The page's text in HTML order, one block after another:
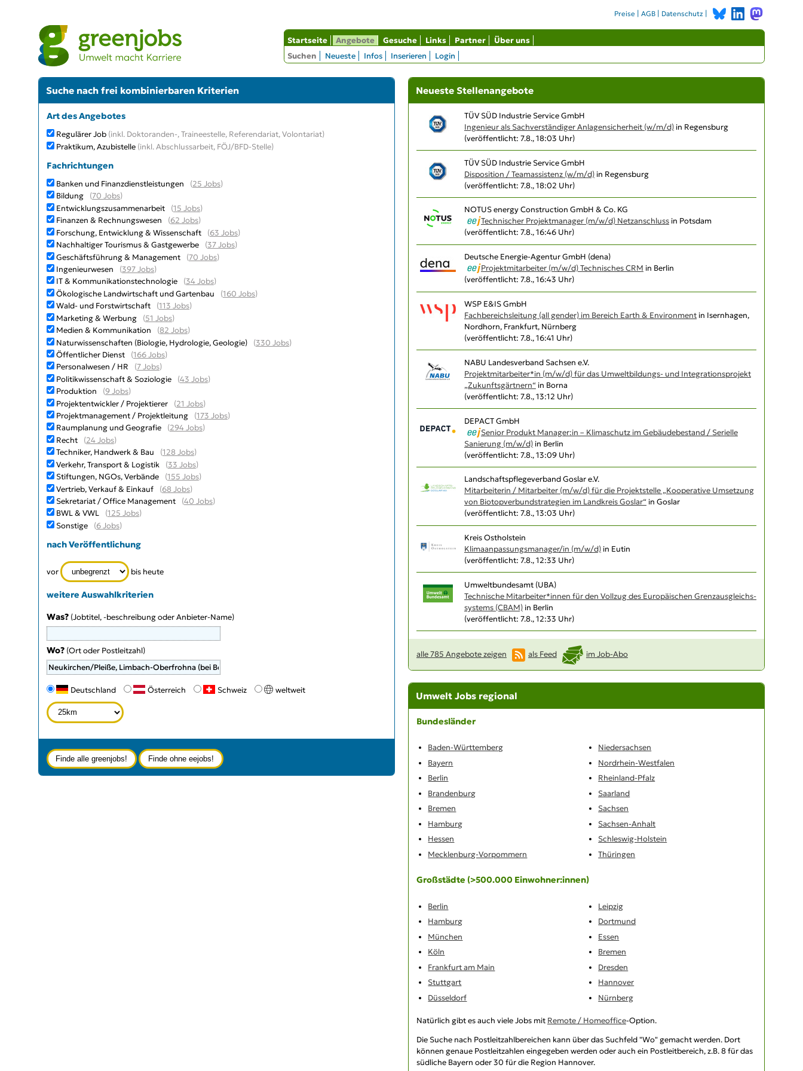
Preise |AGB | Datenschutz |
Startseite
Angebote
Suchen
Neueste Infos Inserieren Login
Gesuche Links Partner Über uns
Suche nach frei kombinierbaren Kriterien
Art des Angebotes
Regulärer Job (inkl. Doktoranden-, Traineestelle, Referendariat, Volontariat)
Praktikum, Azubistelle (inkl. Abschlussarbeit, FÖJ/BFD-Stelle)
Fachrichtungen
Banken und Finanzdienstleistungen (25 Jobs)
Bildung
(70 Jobs)
Entwicklungszusammenarbeit
(15 Jobs)
Finanzen & Rechnungswesen
(62 Jobs)
Forschung, Entwicklung & Wissenschaft
(63 Jobs)
Nachhaltiger Tourismus & Gastgewerbe
(37 Jobs)
Geschäftsführung & Management
(70 Jobs)
Ingenieurwesen
(397 Jobs)
IT & Kommunikationstechnologie
(34 Jobs)
Ökologische Landwirtschaft und Gartenbau
(160 Jobs)
Wald- und Forstwirtschaft
(113 Jobs)
Marketing & Werbung
(51 Jobs)
Medien & Kommunikation
(82 Jobs)
Naturwissenschaften (Biologie, Hydrologie, Geologie)
(330 Jobs)
Öffentlicher Dienst
(166 Jobs)
Personalwesen / HR
(7 Jobs)
Politikwissenschaft & Soziologie
(43 Jobs)
Produktion
(9 Jobs)
Projektentwickler / Projektierer
(21 Jobs)
Projektmanagement / Projektleitung
(173 Jobs)
Raumplanung und Geografie
(294 Jobs)
Recht
(24 Jobs)
Techniker, Handwerk & Bau
(128 Jobs)
Verkehr, Transport & Logistik
(33 Jobs)
Stiftungen, NGOs, Verbände
(155 Jobs)
Vertrieb, Verkauf & Einkauf
(68 Jobs)
Sekretariat / Office Management
(40 Jobs)
BWL & VWL
(125 Jobs)
Sonstige
(6 Jobs)
nach Veröffentlichung
vor bis heute
weitere Auswahlkriterien
Was?(Jobtitel, -beschreibung oder Anbieter-Name)
Wo?(Ort oder Postleitzahl)
Deutschland
Österreich Schweiz weltweit
Neueste Stellenangebote
TÜV SÜD Industrie Service GmbH
Ingenieur als Sachverständiger Anlagensicherheit (w/m/d)in Regensburg
(veröffentlicht: 7.8., 18:03 Uhr)
TÜV SÜD Industrie Service GmbH
Disposition / Teamassistenz (w/m/d)in Regensburg
(veröffentlicht: 7.8., 18:02 Uhr)
NOTUS energy Construction GmbH & Co. KG
Technischer Projektmanager (m/w/d) Netzanschlussin Potsdam
(veröffentlicht: 7.8., 16:46 Uhr)
Deutsche Energie-Agentur GmbH (dena)
Projektmitarbeiter (m/w/d) Technisches CRM in Berlin
(veröffentlicht: 7.8., 16:43 Uhr)
WSP E&IS GmbH
Fachbereichsleitung (all gender) im Bereich Earth & Environmentin Isernhagen,
Nordhorn, Frankfurt, Nürnberg
(veröffentlicht: 7.8., 16:41 Uhr)
NABU Landesverband Sachsen e.V.
Projektmitarbeiter*in (m/w/d) für das Umweltbildungs- und Integrationsprojekt
„Zukunftsgärtnern“in Borna
(veröffentlicht: 7.8., 13:12 Uhr)
DEPACT GmbH
Senior Produkt Manager:in – Klimaschutz im Gebäudebestand / Serielle
Sanierung (m/w/d)in Berlin
(veröffentlicht: 7.8., 13:09 Uhr)
Landschaftspflegeverband Goslar e.V.
Mitarbeiterin / Mitarbeiter (m/w/d) für die Projektstelle „Kooperative Umsetzung
von Biotopverbundstrategien im Landkreis Goslar“in Goslar
(veröffentlicht: 7.8., 13:03 Uhr)
Kreis Ostholstein
Klimaanpassungsmanager/in (m/w/d)in Eutin
(veröffentlicht: 7.8., 12:33 Uhr)
Umweltbundesamt (UBA)
Technische Mitarbeiter*innen für den Vollzug des Europäischen Grenzausgleichs­
systems (CBAM)in Berlin
(veröffentlicht: 7.8., 12:33 Uhr)
alle 785 Angebote zeigen als Feed im Job-Abo
Umwelt Jobs regional
Bundesländer
Baden-Württemberg
Bayern
Berlin
Brandenburg
Bremen
Hamburg
Hessen
Mecklenburg-Vorpommern
Niedersachsen
Nordrhein-Westfalen
Rheinland-Pfalz
Saarland
Sachsen
Sachsen-Anhalt
Schleswig-Holstein
Thüringen
Großstädte (>500.000 Einwohner:innen)
Berlin
Hamburg
München
Köln
Frankfurt am Main
Stuttgart
Düsseldorf
Leipzig
Dortmund
Essen
Bremen
Dresden
Hannover
Nürnberg
Natürlich gibt es auch viele Jobs mit Remote / Homeoffice-Option.
Die Suche nach Postleitzahlbereichen kann über das Suchfeld "Wo" gemacht werden. Dort
können genaue Postleitzahlen eingegeben werden oder auch ein Postleitbereich, z.B. 8 für das
südliche Bayern oder 30 für die Region Hannover.